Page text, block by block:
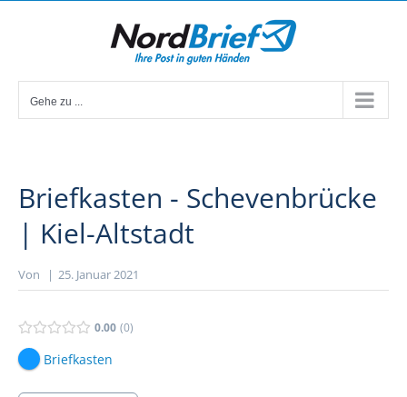
Gehe zu ...
Briefkasten - Schevenbrücke
| Kiel-Altstadt
Von | 25. Januar 2021
0.00 0
Briefkasten